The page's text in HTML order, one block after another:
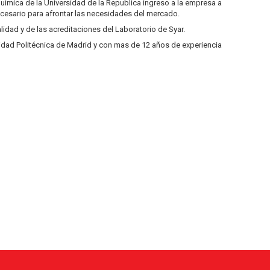
de la Universidad de la Republica ingreso a la empresa a
para afrontar las necesidades del mercado.
y de las acreditaciones del Laboratorio de Syar.
Politécnica de Madrid y con mas de 12 años de experiencia